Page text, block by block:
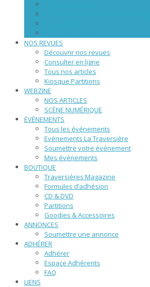
NOS REVUES
Découvrir nos revues
Consulter en ligne
Tous nos articles
Kiosque Partitions
WEBZINE
NOS ARTICLES
SCÈNE NUMÉRIQUE
ÉVÉNEMENTS
Tous les événements
Evénements La Traversière
Soumettre votre événement
Mes événements
BOUTIQUE
Traversières Magazine
Formules d’adhésion
CD & DVD
Partitions
Goodies & Accessoires
ANNONCES
Soumettre une annonce
ADHÉRER
Adhérer
Espace Adhérents
FAQ
LIENS